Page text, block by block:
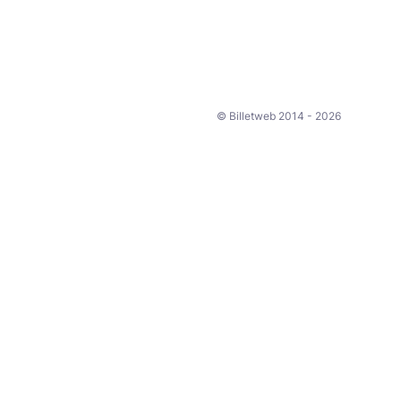
© Billetweb 2014 - 2026